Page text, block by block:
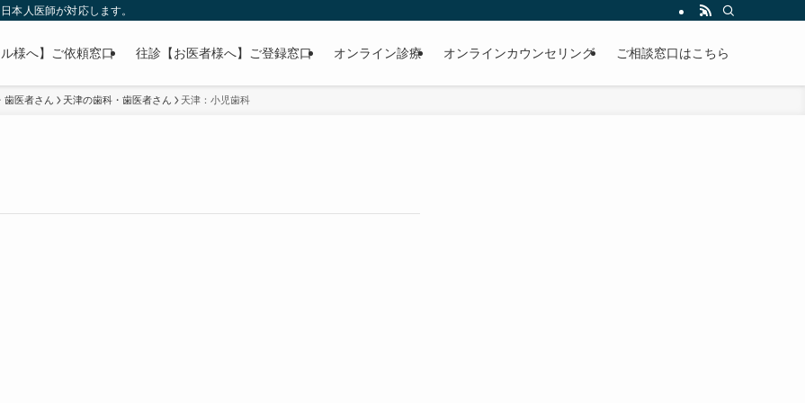
本人医師が対応します。
様へ】ご依頼窓口 往診【お医者様へ】ご登録窓口 オンライン診療 オンラインカウンセリング ご相談窓口はこちら
歯医者さん 天津の歯科・歯医者さん 天津：小児歯科